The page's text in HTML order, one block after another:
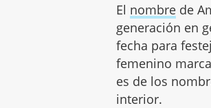
El nombre de
generación en
fecha para
femenino
es de los
interior.